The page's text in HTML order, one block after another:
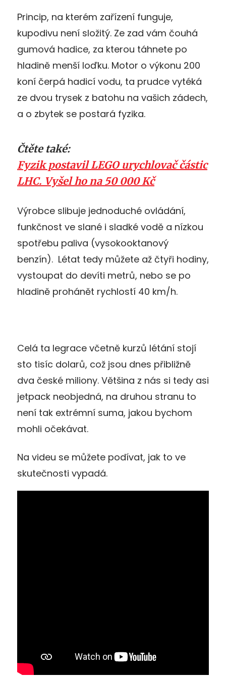
Princip, na kterém zařízení funguje,
kupodivu není složitý. Ze zad vám čouhá
gumová hadice, za kterou táhnete po
hladině menší loďku. Motor o výkonu 200
koní čerpá hadicí vodu, ta prudce vytéká
ze dvou trysek z batohu na vašich zádech,
a o zbytek se postará fyzika.
Čtěte také:
Fyzik postavil LEGO urychlovač částic
LHC. Vyšel ho na 50 000 Kč
Výrobce slibuje jednoduché ovládání,
funkčnost ve slané i sladké vodě a nízkou
spotřebu paliva (vysokooktanový
benzín). Létat tedy můžete až čtyři hodiny,
vystoupat do devíti metrů, nebo se po
hladině prohánět rychlostí 40 km/h.
Celá ta legrace včetně kurzů létání stojí
sto tisíc dolarů, což jsou dnes přibližně
dva české miliony. Většina z nás si tedy asi
jetpack neobjedná, na druhou stranu to
není tak extrémní suma, jakou bychom
mohli očekávat.
Na videu se můžete podívat, jak to ve
skutečnosti vypadá.